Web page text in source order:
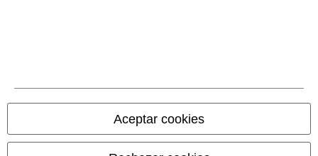
Aceptar cookies
Información sobre accesibilidad